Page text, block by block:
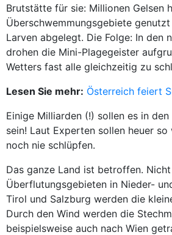
Brutstätte für sie: Millionen Gelsen
Überschwemmungsgebiete
Larven abgelegt. Die Folge: In den
drohen die Mini-Plagegeister
Wetters fast alle gleichzeitig zu
Lesen Sie mehr: Österreich feiert
Einige Milliarden (!) sollen es in
sein! Laut Experten sollen heuer so
noch nie schlüpfen.
Das ganze Land ist betroffen.
Überflutungsgebieten in Nieder-
Tirol und Salzburg werden die
Durch den Wind werden die
beispielsweise auch nach Wien